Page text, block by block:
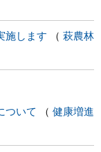
施します
萩農林
ついて
健康増進